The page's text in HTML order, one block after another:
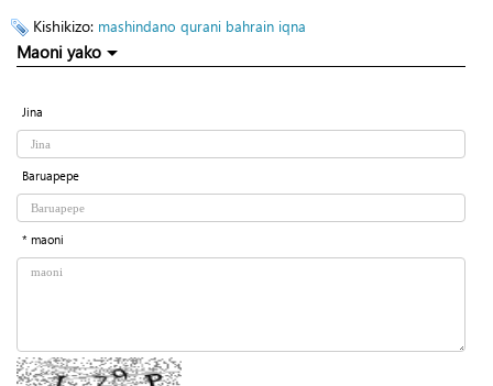
Kishikizo: mashindano qurani bahrain iqna
Maoni yako
Jina
Baruapepe
* maoni